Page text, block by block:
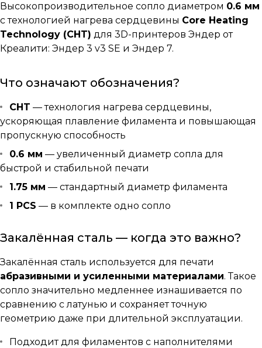
Высокопроизводительное сопло диаметром 0.6 мм
с технологией нагрева сердцевины Core Heating
Technology (CHT) для 3D-принтеров Эндер от
Креалити: Эндер 3 v3 SE и Эндер 7.
Что означают обозначения?
CHT — технология нагрева сердцевины,
ускоряющая плавление филамента и повышающая
пропускную способность
0.6 мм — увеличенный диаметр сопла для
быстрой и стабильной печати
1.75 мм — стандартный диаметр филамента
1 PCS — в комплекте одно сопло
Закалённая сталь — когда это важно?
Закалённая сталь используется для печати
абразивными и усиленными материалами. Такое
сопло значительно медленнее изнашивается по
сравнению с латунью и сохраняет точную
геометрию даже при длительной эксплуатации.
Подходит для филаментов с наполнителями